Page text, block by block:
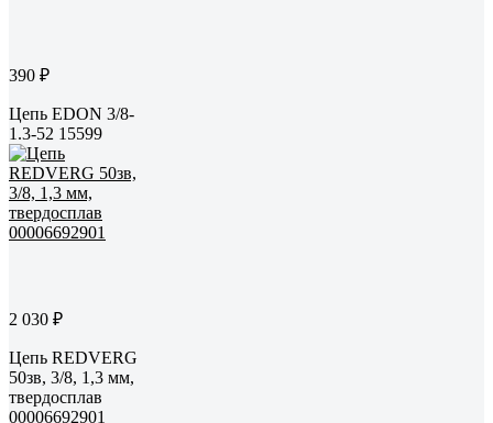
390 ₽
Цепь EDON 3/8-
1.3-52 15599
2 030 ₽
Цепь REDVERG
50зв, 3/8, 1,3 мм,
твердосплав
00006692901